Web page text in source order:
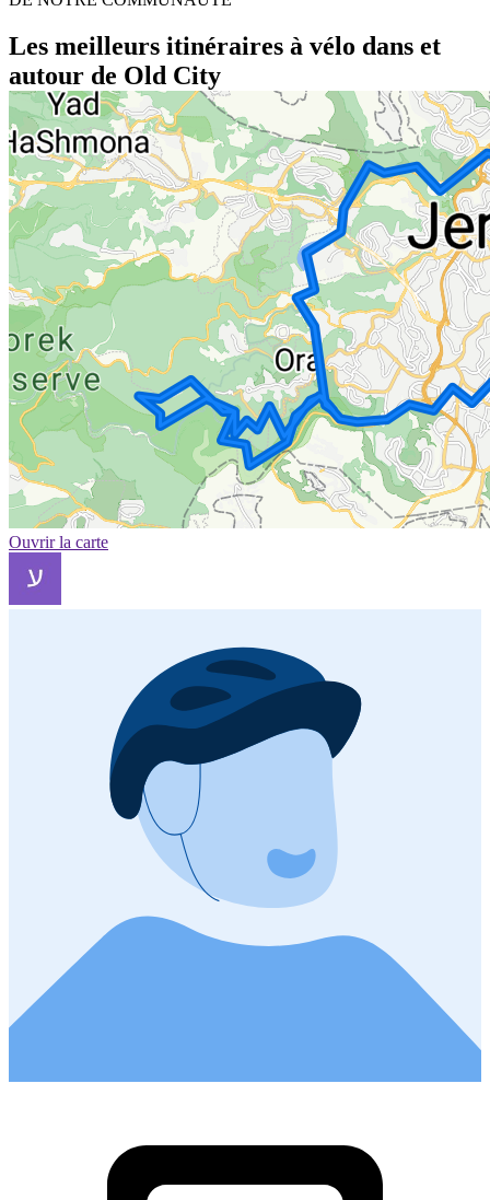
Les meilleurs itinéraires à vélo dans et
autour de Old City
Ouvrir la carte